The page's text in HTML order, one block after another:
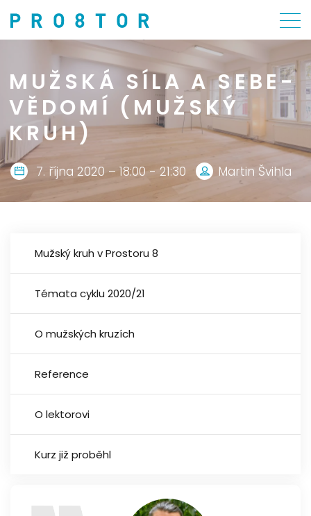
MUŽSKÁ SÍLA A SEBE-
VĚDOMÍ (MUŽSKÝ
KRUH)
7. října 2020 – 18:00 - 21:30 Martin Švihla
Mužský kruh v Prostoru 8
Témata cyklu 2020/21
O mužských kruzích
Reference
O lektorovi
Kurz již proběhl